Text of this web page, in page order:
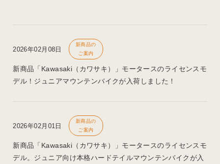
2026年02月08日
新商品の
ご案内
新商品「Kawasaki（カワサキ）」モータースのライセンスモ
デル！ジュニアマウンテンバイクが入荷しました！
2026年02月01日
新商品の
ご案内
新商品「Kawasaki（カワサキ）」モータースのライセンスモ
デル。ジュニア向け本格ハードテイルマウンテンバイクが入